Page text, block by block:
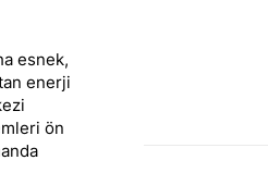
esnek,
enerji
ön